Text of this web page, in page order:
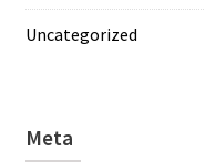
Uncategorized
Meta